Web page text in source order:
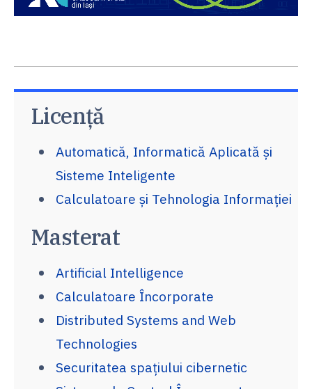
Licență
Automatică, Informatică Aplicată și
Sisteme Inteligente
Calculatoare și Tehnologia Informației
Masterat
Artificial Intelligence
Calculatoare Încorporate
Distributed Systems and Web
Technologies
Securitatea spațiului cibernetic